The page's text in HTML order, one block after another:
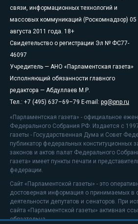
связи, информационных технологий и
массовых коммуникаций (Роскомнадзор) 05
августа 2011 года. 18+
Свидетельство о регистрации Эл № ФС77-
46097
Учредитель — АНО «Парламентская газета»
Исполняющий обязанности главного
редактора — Абдуллаев М.Р.
Тел.: +7 (495) 637–69–79 E-mail: pg@pnp.ru
«Парламентская газета» - официальное
Федерального Собрания РФ. Издается с
газеты - Государственная Дума и Совет
публикатор федеральных конституционных
законов и актов палат Федерального
газета» имеет пункты печати и
федерации.
Сайт «Парламентской газеты» - это
достоверная информация о принимаемых в
деятельности депутатов и сенаторов. При
сайта «Парламентской газеты» активная
обязательна.